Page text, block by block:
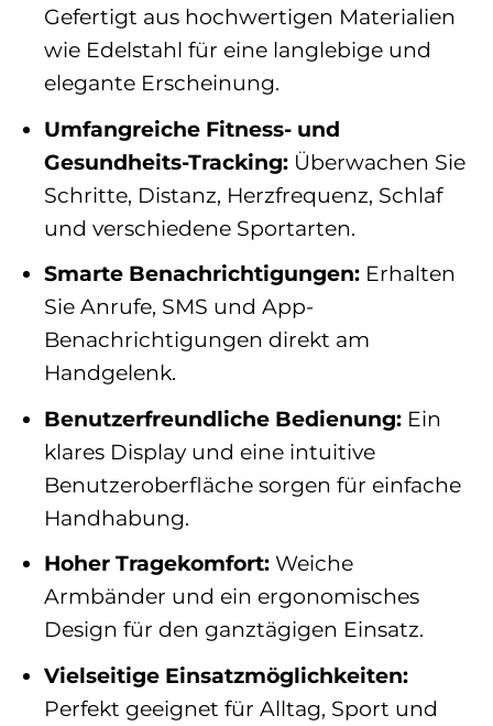
Gefertigt aus hochwertigen Materialien
wie Edelstahl für eine langlebige und
elegante Erscheinung.
Umfangreiche Fitness- und
Gesundheits-Tracking:Überwachen Sie
Schritte, Distanz, Herzfrequenz, Schlaf
und verschiedene Sportarten.
Smarte Benachrichtigungen:Erhalten
Sie Anrufe, SMS und App-
Benachrichtigungen direkt am
Handgelenk.
Benutzerfreundliche Bedienung:Ein
klares Display und eine intuitive
Benutzeroberfläche sorgen für einfache
Handhabung.
Hoher Tragekomfort:Weiche
Armbänder und ein ergonomisches
Design für den ganztägigen Einsatz.
Vielseitige Einsatzmöglichkeiten:
Perfekt geeignet für Alltag, Sport und